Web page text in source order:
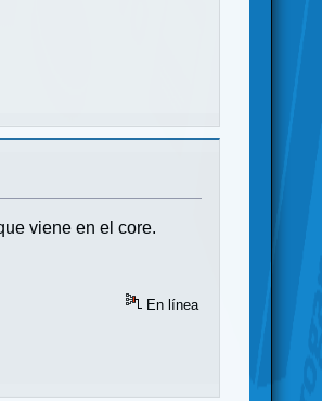
viene en el core.
En línea